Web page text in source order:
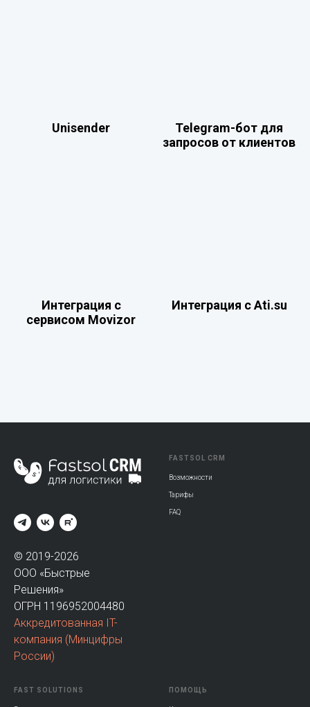
Unisender
Telegram-бот для
запросов от клиентов
Интеграция с
сервисом Movizor
Интеграция с Ati.su
© 2019-2026
ООО «Быстрые
Решения»
ОГРН 1196952004480
Аккредитованная IT-
компания (Минцифры
России)
FASTSOL CRM
Возможности
Тарифы
FAQ
FAST SOLUTIONS ПОМОЩЬ